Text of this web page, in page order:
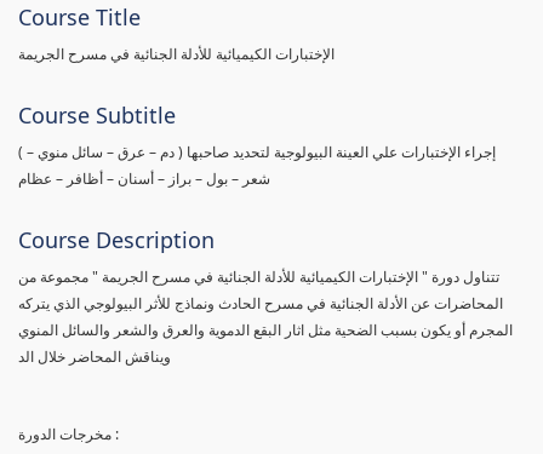
Course Title
الإختبارات الكيميائية للأدلة الجنائية في مسرح الجريمة
Course Subtitle
( إجراء الإختبارات علي العينة البيولوجية لتحديد صاحبها ( دم – عرق – سائل منوي –
شعر – بول – براز – أسنان – أظافر – عظام
Course Description
تتناول دورة " الإختبارات الكيميائية للأدلة الجنائية في مسرح الجريمة " مجموعة من
المحاضرات عن الأدلة الجنائية في مسرح الحادث ونماذج للأثر البيولوجي الذي يتركه
المجرم أو يكون بسبب الضحية مثل اثار البقع الدموية والعرق والشعر والسائل المنوي
ويناقش المحاضر خلال الد
مخرجات الدورة :